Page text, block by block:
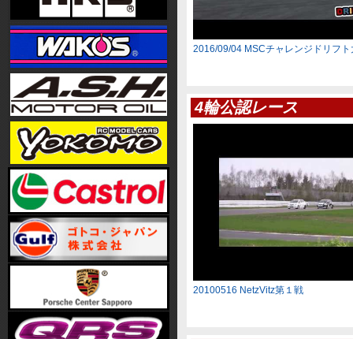
2016/09/04 MSCチャレンジドリフト
4輪公認レース
20100516 NetzVitz第１戦